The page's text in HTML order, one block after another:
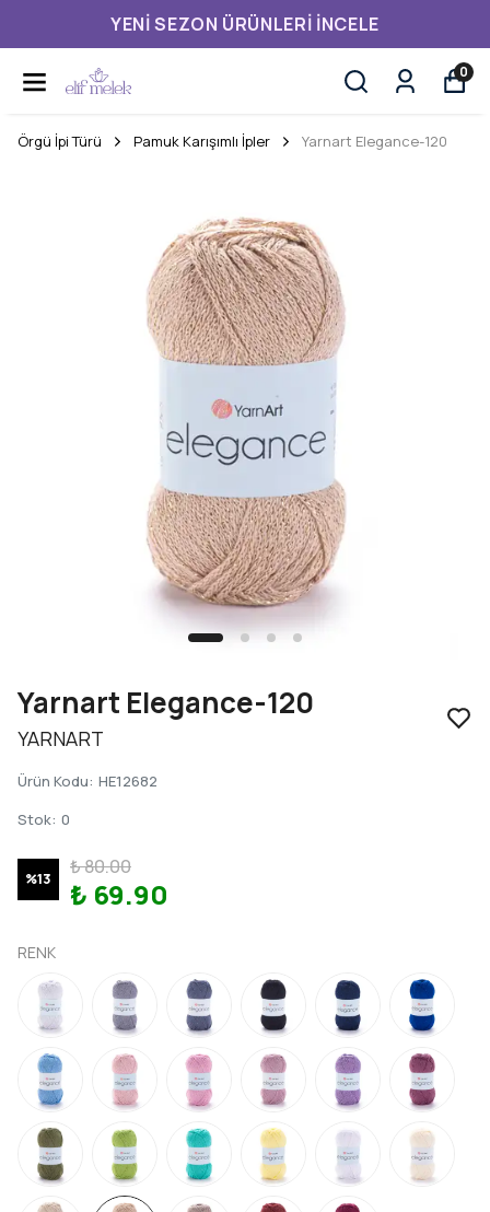
YENI SEZON ÜRÜNLERI İNCELE
0
Örgü İpi Türü Pamuk Karışımlı İpler Yarnart Elegance-120
Yarnart Elegance-120
YARNART
Ürün Kodu: HE12682
Stok: 0
%13
₺ 80.00
₺ 69.90
RENK